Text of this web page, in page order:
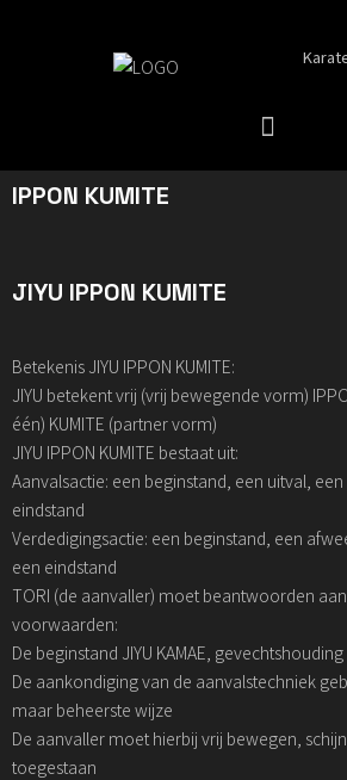
IPPON KUMITE
JIYU IPPON KUMITE
Betekenis JIYU IPPON KUMITE:
JIYU betekent vrij (vrij bewegende vorm)
één) KUMITE (partner vorm)
JIYU IPPON KUMITE bestaat uit:
Aanvalsactie: een beginstand, een uitval,
eindstand
Verdedigingsactie: een beginstand, een
een eindstand
TORI (de aanvaller) moet beantwoorden
voorwaarden:
De beginstand JIYU KAMAE,
De aankondiging van de aanvalstechniek
maar beheerste wijze
De aanvaller moet hierbij vrij bewegen,
toegestaan